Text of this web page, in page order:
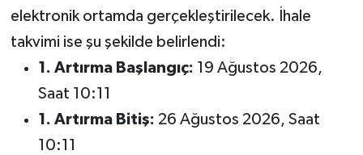
elektronik ortamda gerçekleştirilecek. İhale
takvimi ise şu şekilde belirlendi:
1. Artırma Başlangıç: 19 Ağustos 2026,
Saat 10:11
1. Artırma Bitiş: 26 Ağustos 2026, Saat
10:11